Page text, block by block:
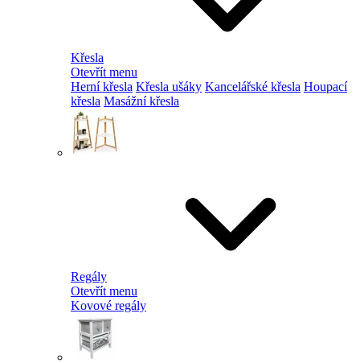
Křesla
Otevřít menu
Herní křesla Křesla ušáky Kancelářské křesla Houpací
křesla Masážní křesla
Regály
Otevřít menu
Kovové regály